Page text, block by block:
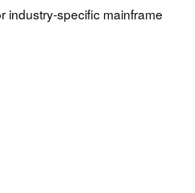
industry-specific mainframe